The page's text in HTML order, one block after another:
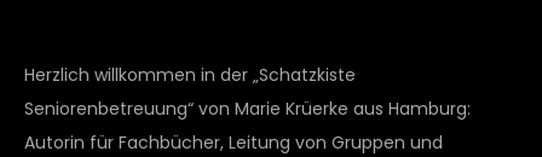
Herzlich willkommen in der „Schatzkiste
Seniorenbetreuung“ von Marie Krüerke aus Hamburg:
Autorin für Fachbücher, Leitung von Gruppen und